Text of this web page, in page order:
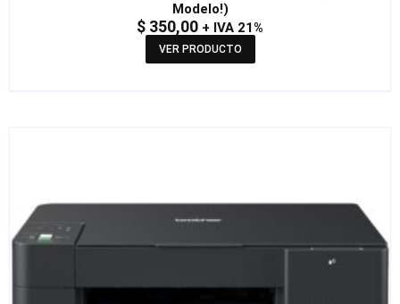
Modelo!)
$ 350,00 + IVA 21%
VER PRODUCTO